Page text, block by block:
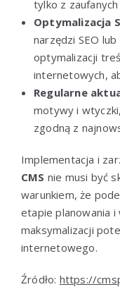
tylko z zaufanych
Optymalizacja
narzędzi SEO
optymalizacji
internetowych,
Regularne
motywy i
zgodną z
Implementacja i
CMS nie musi być
warunkiem, że
etapie planowania
maksymalizacji
internetowego.
Źródło: https://